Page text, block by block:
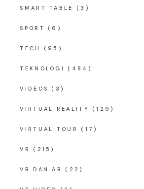
SMART TABLE (3)
SPORT (6)
TECH (95)
TEKNOLOGI (484)
VIDEOS (3)
VIRTUAL REALITY (129)
VIRTUAL TOUR (17)
VR (215)
VR DAN AR (22)